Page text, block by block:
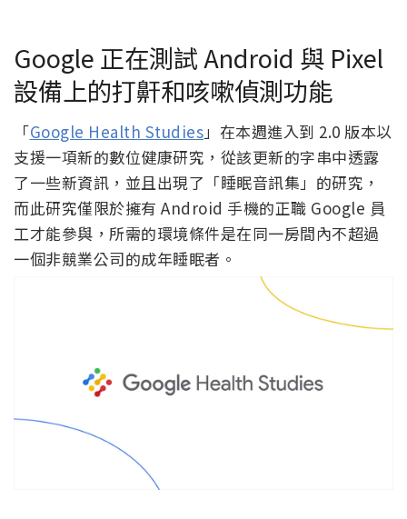
Google 正在測試 Android 與 Pixel
設備上的打鼾和咳嗽偵測功能
「Google Health Studies」在本週進入到 2.0 版本以
支援一項新的數位健康研究，從該更新的字串中透露
了一些新資訊，並且出現了「睡眠音訊集」的研究，
而此研究僅限於擁有 Android 手機的正職 Google 員
工才能參與，所需的環境條件是在同一房間內不超過
一個非競業公司的成年睡眠者。